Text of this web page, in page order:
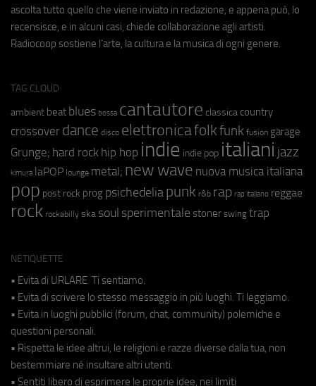
ascolta tutto quello che viene inviato in redazione, e appena può, lo
recensisce, e in alcuni casi, chiede collaborazione agli artisti.
Radiocoop sostiene l'arte, la cultura e la musica di ogni genere.
TAG CLOUD
ambient beat blues bossa cantautore classica country
crossover dance disco elettronicafolkfunk fusion garage
Grunge; hard rock hip hop indie indie pop italiani jazz
kimura laPOP lounge metal; new wave nuova musica italiana
pop post rock prog psichedeliapunk r&b rap rap italiano reggae
rock rockabilly ska soul sperimentale stoner swing trap
NETIQUETTE
• Evita di URLARE. Ti sentiamo.
• Evita di scrivere lo stesso messaggio in più luoghi. Ti leggiamo.
• Evita in luoghi pubblici (forum, chat, community) polemiche e
questioni personali.
• Rispetta le idee altrui, le religioni e razze diverse dalla tua, non
bestemmiare né insultare altri utenti.
• Sentiti libero di esprimere le proprie idee, nei limiti